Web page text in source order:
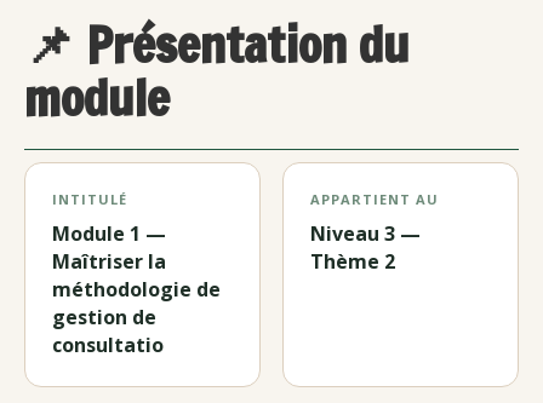
📌 Présentation du
module
INTITULÉ
Module 1 —
Maîtriser la
méthodologie de
gestion de
consultatio
APPARTIENT AU
Niveau 3 —
Thème 2